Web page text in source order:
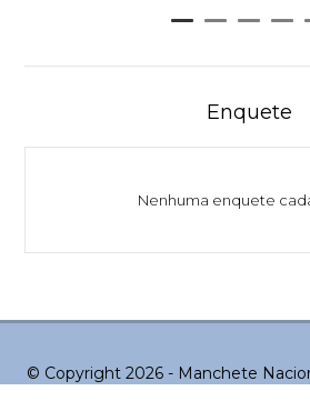
Enquete
Nenhuma enquete
© Copyright 2026 - Manchete